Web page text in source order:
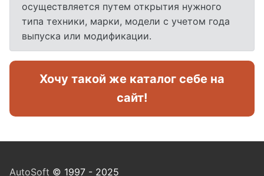
осуществляется путем открытия нужного
типа техники, марки, модели с учетом года
выпуска или модификации.
Хочу такой же каталог себе на
сайт!
AutoSoft © 1997 - 2025